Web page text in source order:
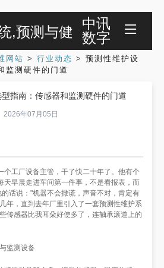
中讯
数字
网站 > 行业动态 > 预测性维护设
监测硬件的门道
指南：传感器和监测硬件的门道
2026年07月05日
个工厂设备主管，干了快二十年了。他有个
早晨走进车间第一件事，不是看报表，而
话说："机器不会撒谎，声音不对，肯定有
年，直到去年厂里引入了一套预测性维护系
传感器比我耳朵好使多了，连轴承滚道上的